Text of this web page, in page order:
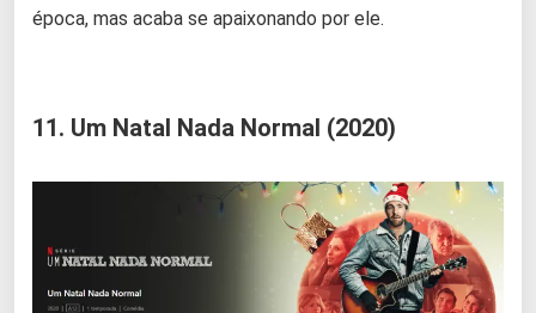
época, mas acaba se apaixonando por ele.
11. Um Natal Nada Normal (2020)